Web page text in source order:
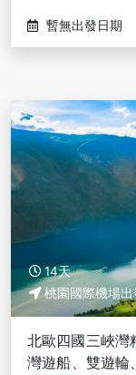
暫無出發日期
14天
桃園國際機場出
北歐四國三峽灣
灣遊船、雙遊輪